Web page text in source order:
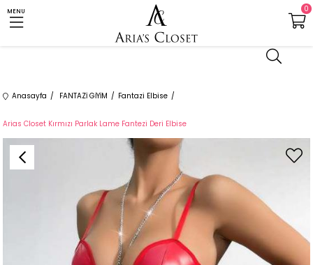
MENU 0
Anasayfa FANTAZİ GİYİM Fantazi Elbise
Arias Closet Kırmızı Parlak Lame Fantezi Deri Elbise